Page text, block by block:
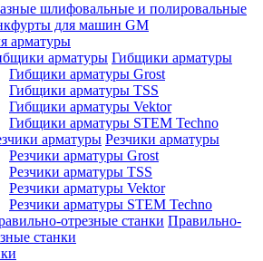
шлифовальные и полировальные
для машин GM
арматуры
Гибщики арматуры
Гибщики арматуры Grost
Гибщики арматуры TSS
Гибщики арматуры Vektor
Гибщики арматуры STEM Techno
Резчики арматуры
Резчики арматуры Grost
Резчики арматуры TSS
Резчики арматуры Vektor
Резчики арматуры STEM Techno
Правильно-
станки